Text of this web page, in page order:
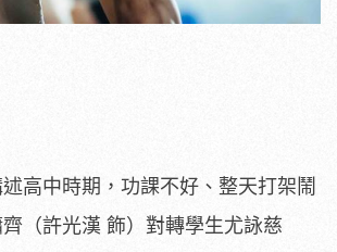
述高中時期，功課不好、 整天打架鬧
（許光漢 飾）對轉學生尤詠慈